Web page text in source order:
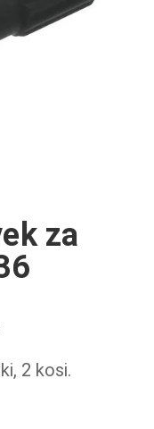
za
2 kosi.